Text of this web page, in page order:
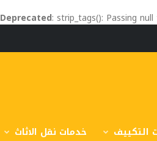
Deprecated: strip_tags(): Passing
التكييف خدمات نقل الاثاث